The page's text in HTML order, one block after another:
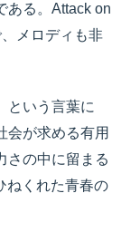
ある。Attack on
メロディも非
という言葉に
会が求める有用
さの中に留まる
ねくれた青春の